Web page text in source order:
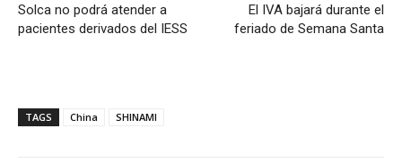
Solca no podrá atender a
pacientes derivados del IESS
El IVA bajará durante el
feriado de Semana Santa
TAGS China SHINAMI